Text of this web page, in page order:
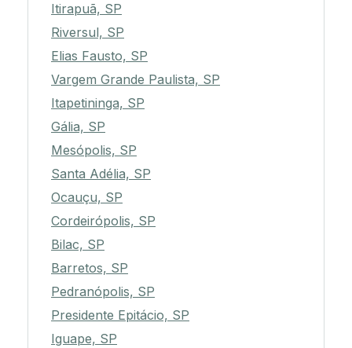
Itirapuã, SP
Riversul, SP
Elias Fausto, SP
Vargem Grande Paulista, SP
Itapetininga, SP
Gália, SP
Mesópolis, SP
Santa Adélia, SP
Ocauçu, SP
Cordeirópolis, SP
Bilac, SP
Barretos, SP
Pedranópolis, SP
Presidente Epitácio, SP
Iguape, SP